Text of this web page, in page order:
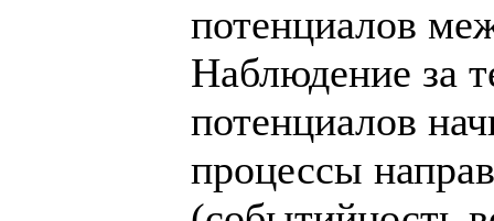
потенциалов
Наблюдение за
потенциалов
процессы